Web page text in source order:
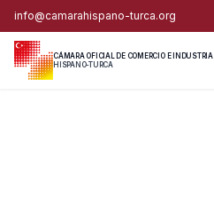
info@camarahispano-turca.org
CÁMARA OFICIAL DE COMERCIO E INDUSTRIA
HISPANO-TURCA